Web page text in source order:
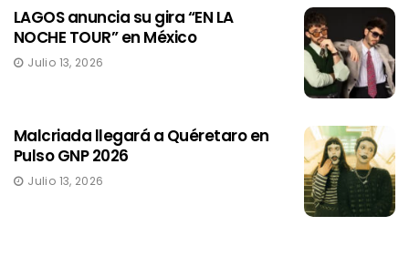
LAGOS anuncia su gira “EN LA
NOCHE TOUR” en México
Julio 13, 2026
Malcriada llegará a Quéretaro en
Pulso GNP 2026
Julio 13, 2026